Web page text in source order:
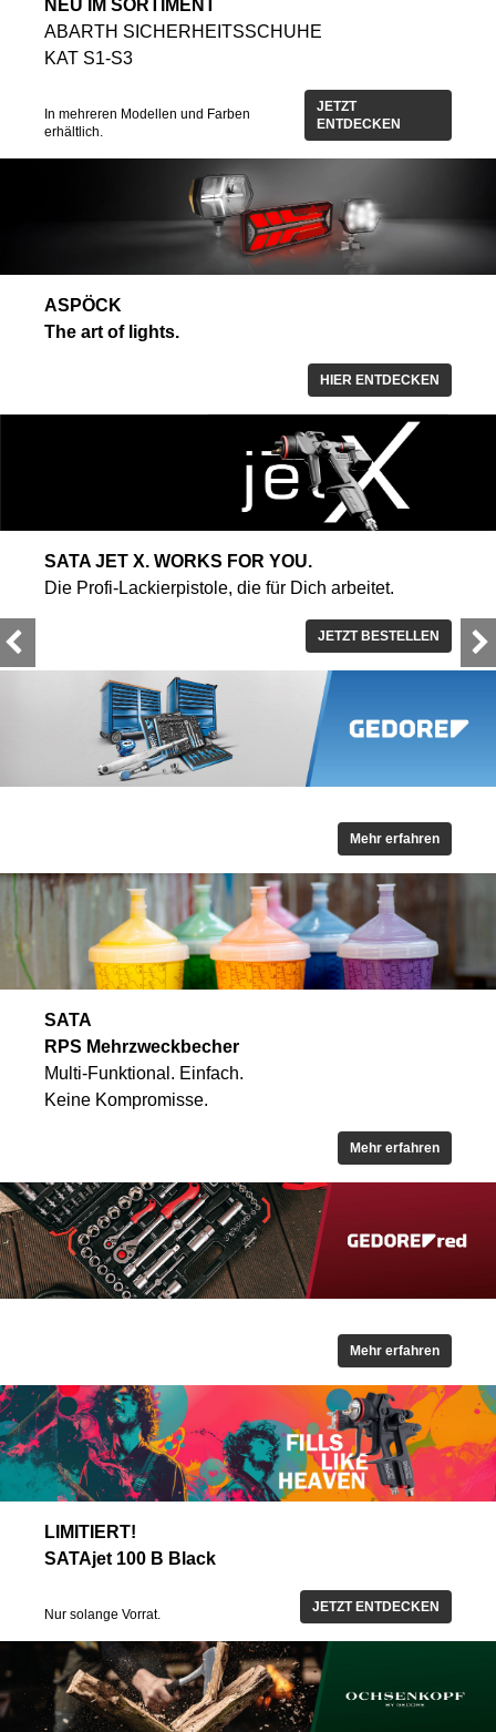
NEU IM SORTIMENT
ABARTH SICHERHEITSSCHUHE
KAT S1-S3
In mehreren Modellen und Farben
erhältlich.
JETZT
ENTDECKEN
ASPÖCK
The art of lights.
HIER ENTDECKEN
SATA JET X. WORKS FOR YOU.
Die Profi-Lackierpistole, die für Dich arbeitet.
JETZT BESTELLEN
Mehr erfahren
SATA
RPS Mehrzweckbecher
Multi-Funktional. Einfach.
Keine Kompromisse.
Mehr erfahren
Mehr erfahren
LIMITIERT!
SATAjet 100 B Black
Nur solange Vorrat. JETZT ENTDECKEN